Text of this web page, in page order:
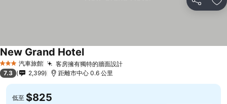
分享 加
3 星級 汽車旅館 客房擁有獨特的牆面設計
New Grand Hotel
7.3 2,399 距離市中心 0.6 公里
低至 $825